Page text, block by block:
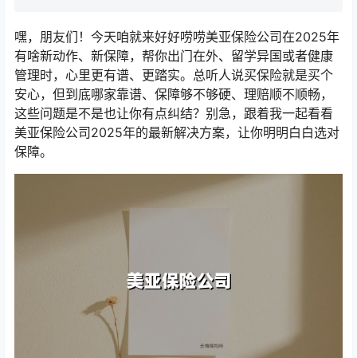
嘿，朋友们！今天咱就来好好唠唠美亚保险公司在2025年
有啥新动作、新保障，帮你出门在外、留学异国或者健康
管理时，心里更有谱、更踏实。总听人说买保险就是买个
安心，但到底哪家靠谱、保障够不够硬、理赔顺不顺畅，
这些问题是不是也让你有点纠结？别急，跟着我一起看看
美亚保险公司2025年的最新解决方案，让你明明白白选对
保障。